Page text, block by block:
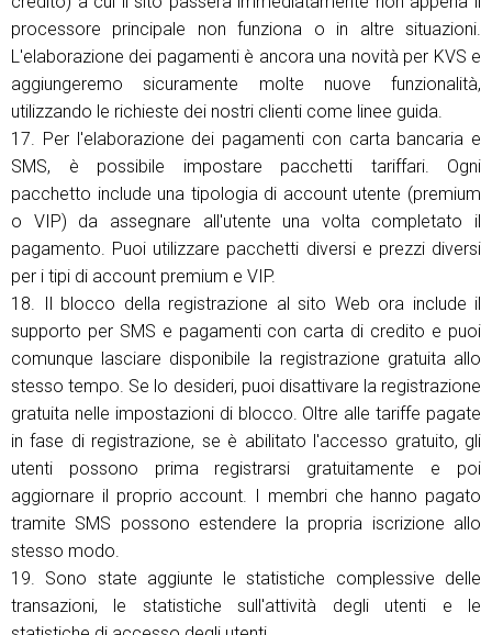
processore principale non funziona o in altre situazioni.
L'elaborazione dei pagamenti è ancora una novità per KVS e
aggiungeremo sicuramente molte nuove funzionalità,
utilizzando le richieste dei nostri clienti come linee guida.
17. Per l'elaborazione dei pagamenti con carta bancaria e
SMS, è possibile impostare pacchetti tariffari. Ogni
pacchetto include una tipologia di account utente (premium
o VIP) da assegnare all'utente una volta completato il
pagamento. Puoi utilizzare pacchetti diversi e prezzi diversi
per i tipi di account premium e VIP.
18. Il blocco della registrazione al sito Web ora include il
supporto per SMS e pagamenti con carta di credito e puoi
comunque lasciare disponibile la registrazione gratuita allo
stesso tempo. Se lo desideri, puoi disattivare la registrazione
gratuita nelle impostazioni di blocco. Oltre alle tariffe pagate
in fase di registrazione, se è abilitato l'accesso gratuito, gli
utenti possono prima registrarsi gratuitamente e poi
aggiornare il proprio account. I membri che hanno pagato
tramite SMS possono estendere la propria iscrizione allo
stesso modo.
19. Sono state aggiunte le statistiche complessive delle
transazioni, le statistiche sull'attività degli utenti e le